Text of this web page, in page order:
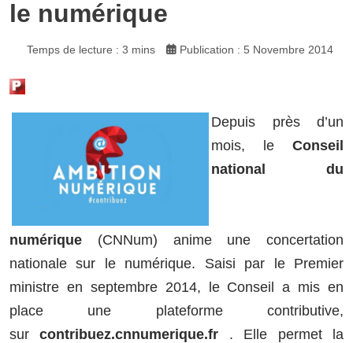
le numérique
Temps de lecture : 3 mins Publication : 5 Novembre 2014
Depuis près d’un
mois, le Conseil
national du
numérique (CNNum) anime une concertation
nationale sur le numérique. Saisi par le Premier
ministre en septembre 2014, le Conseil a mis en
place une plateforme contributive,
surcontribuez.cnnumerique.fr . Elle permet la